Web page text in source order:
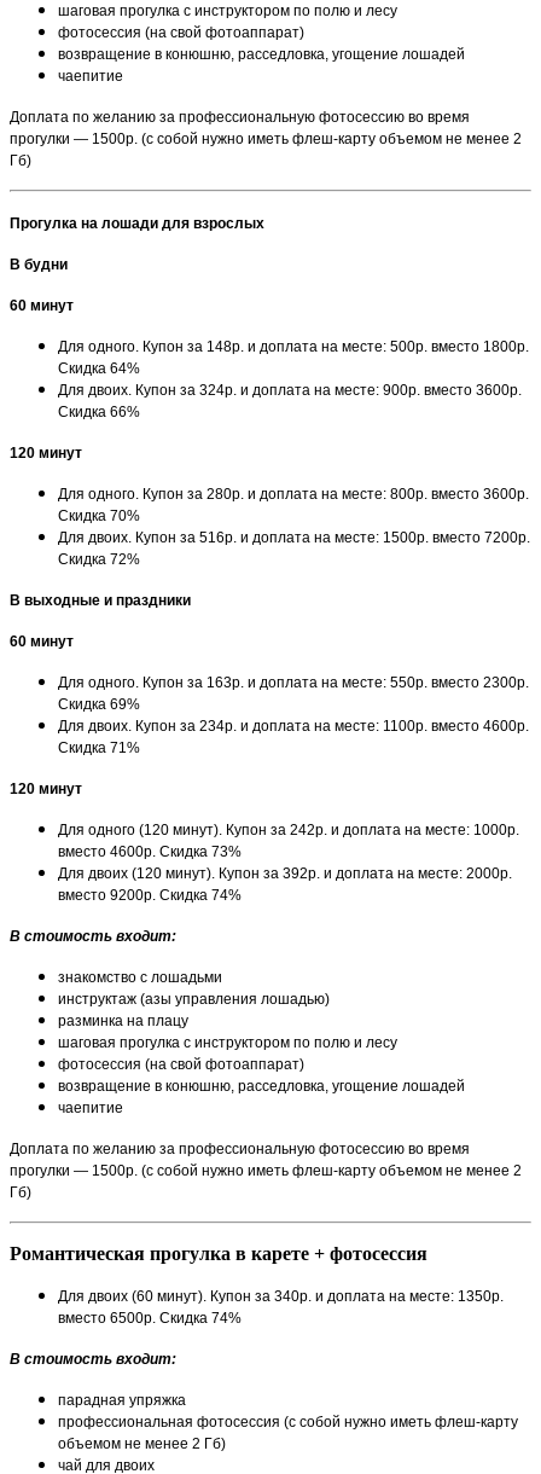
шаговая прогулка с инструктором по полю и лесу
фотосессия (на свой фотоаппарат)
возвращение в конюшню, расседловка, угощение лошадей
чаепитие
Доплата по желанию за профессиональную фотосессию во время
прогулки — 1500р. (с собой нужно иметь флеш-карту объемом не менее 2
Гб)
Прогулка на лошади для взрослых
В будни
60 минут
Для одного. Купон за 148р. и доплата на месте: 500р. вместо 1800р.
Скидка 64%
Для двоих. Купон за 324р. и доплата на месте: 900р. вместо 3600р.
Скидка 66%
120 минут
Для одного. Купон за 280р. и доплата на месте: 800р. вместо 3600р.
Скидка 70%
Для двоих. Купон за 516р. и доплата на месте: 1500р. вместо 7200р.
Скидка 72%
В выходные и праздники
60 минут
Для одного. Купон за 163р. и доплата на месте: 550р. вместо 2300р.
Скидка 69%
Для двоих. Купон за 234р. и доплата на месте: 1100р. вместо 4600р.
Скидка 71%
120 минут
Для одного (120 минут). Купон за 242р. и доплата на месте: 1000р.
вместо 4600р. Скидка 73%
Для двоих (120 минут). Купон за 392р. и доплата на месте: 2000р.
вместо 9200р. Скидка 74%
В стоимость входит:
знакомство с лошадьми
инструктаж (азы управления лошадью)
разминка на плацу
шаговая прогулка с инструктором по полю и лесу
фотосессия (на свой фотоаппарат)
возвращение в конюшню, расседловка, угощение лошадей
чаепитие
Доплата по желанию за профессиональную фотосессию во время
прогулки — 1500р. (с собой нужно иметь флеш-карту объемом не менее 2
Гб)
Романтическая прогулка в карете + фотосессия
Для двоих (60 минут). Купон за 340р. и доплата на месте: 1350р.
вместо 6500р. Скидка 74%
В стоимость входит:
парадная упряжка
профессиональная фотосессия (с собой нужно иметь флеш-карту
объемом не менее 2 Гб)
чай для двоих